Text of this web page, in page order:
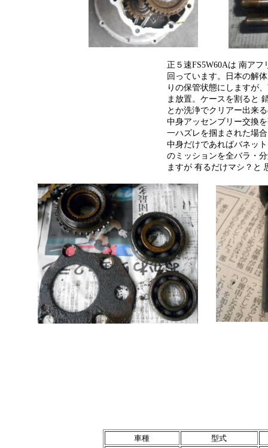
正５速FS5W60Aは 南ア
回っています。日本の解
りの保管状態にしますが
ま放置。ケースを割ると
とか洗浄でクリアー出来
中身アッセンブリー交換
一ハズレを掴まされた場
中身だけであればバネッ
のミッションを全バラ・
ますが 有るだけマシ？と
車種 型式